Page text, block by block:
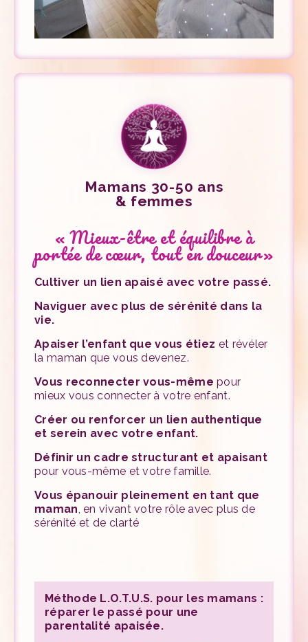
Mamans 30-50 ans
& femmes
« Mieux-être et équilibre à
portée de cœur, tout en douceur»
Cultiver un lien apaisé avec votre passé.
Naviguer avec plus de sérénité dans la
vie.
Apaiser l’enfant que vous étiez et révéler
la maman que vous devenez.
Vous reconnecter vous-même pour
mieux vous connecter à votre enfant.
Créer ou renforcer un lien authentique
et serein avec votre enfant.
Définir un cadre structurant et apaisant
pour vous-même et votre famille.
Vous épanouir pleinement en tant que
maman, en vivant votre rôle avec plus de
sérénité et de clarté
Méthode L.O.T.U.S. pour les mamans :
réparer le passé pour une
parentalité apaisée.